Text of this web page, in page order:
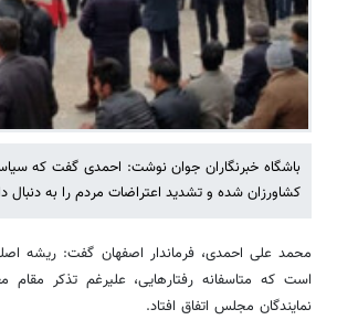
باشگاه خبرنگاران جوان نوشت: احمدی گفت که
کشاورزان شده و تشدید اعتراضات مردم را به
محمد علی احمدی، فرماندار اصفهان گفت: ریشه
نمایندگان مجلس اتفاق افتاد.